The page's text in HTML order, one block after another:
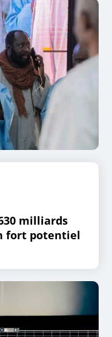
milliards
fort potentiel